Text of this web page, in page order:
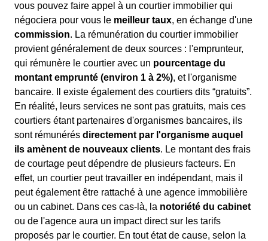
vous pouvez faire appel à un courtier immobilier qui
négociera pour vous le meilleur taux, en échange d'une
commission. La rémunération du courtier immobilier
provient généralement de deux sources : l'emprunteur,
qui rémunère le courtier avec un pourcentage du
montant emprunté (environ 1 à 2%), et l'organisme
bancaire. Il existe également des courtiers dits “gratuits”.
En réalité, leurs services ne sont pas gratuits, mais ces
courtiers étant partenaires d'organismes bancaires, ils
sont rémunérés directement par l'organisme auquel
ils amènent de nouveaux clients. Le montant des frais
de courtage peut dépendre de plusieurs facteurs. En
effet, un courtier peut travailler en indépendant, mais il
peut également être rattaché à une agence immobilière
ou un cabinet. Dans ces cas-là, la notoriété du cabinet
ou de l'agence aura un impact direct sur les tarifs
proposés par le courtier. En tout état de cause, selon la